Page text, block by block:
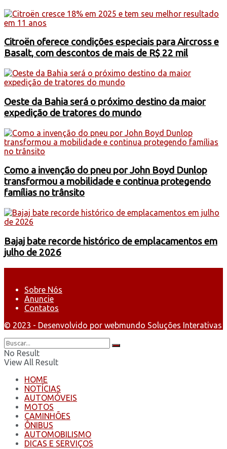
Citroën oferece condições especiais para Aircross e
Basalt, com descontos de mais de R$ 22 mil
Oeste da Bahia será o próximo destino da maior
expedição de tratores do mundo
Como a invenção do pneu por John Boyd Dunlop
transformou a mobilidade e continua protegendo
famílias no trânsito
Bajaj bate recorde histórico de emplacamentos em
julho de 2026
Sobre Nós
Anuncie
Contatos
© 2023 - Desenvolvido por webmundo Soluções Interativas
No Result
View All Result
HOME
NOTÍCIAS
AUTOMÓVEIS
MOTOS
CAMINHÕES
ÔNIBUS
AUTOMOBILISMO
DICAS E SERVIÇOS